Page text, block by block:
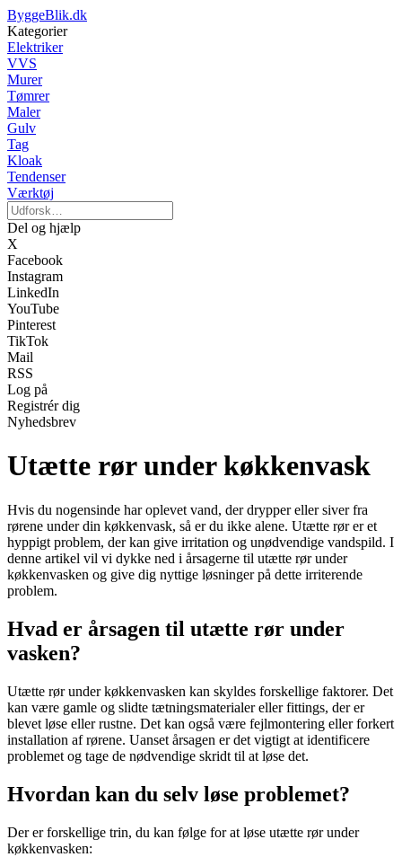
ByggeBlik.dk
Kategorier
Elektriker
VVS
Murer
Tømrer
Maler
Gulv
Tag
Kloak
Tendenser
Værktøj
Del og hjælp
X
Facebook
Instagram
LinkedIn
YouTube
Pinterest
TikTok
Mail
RSS
Log på
Registrér dig
Nyhedsbrev
Utætte rør under køkkenvask
Hvis du nogensinde har oplevet vand, der drypper eller siver fra
rørene under din køkkenvask, så er du ikke alene. Utætte rør er et
hyppigt problem, der kan give irritation og unødvendige vandspild. I
denne artikel vil vi dykke ned i årsagerne til utætte rør under
køkkenvasken og give dig nyttige løsninger på dette irriterende
problem.
Hvad er årsagen til utætte rør under
vasken?
Utætte rør under køkkenvasken kan skyldes forskellige faktorer. Det
kan være gamle og slidte tætningsmaterialer eller fittings, der er
blevet løse eller rustne. Det kan også være fejlmontering eller forkert
installation af rørene. Uanset årsagen er det vigtigt at identificere
problemet og tage de nødvendige skridt til at løse det.
Hvordan kan du selv løse problemet?
Der er forskellige trin, du kan følge for at løse utætte rør under
køkkenvasken: